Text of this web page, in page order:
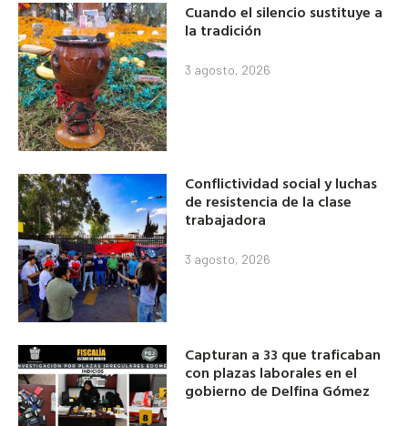
Cuando el silencio sustituye a
la tradición
3 agosto, 2026
Conflictividad social y luchas
de resistencia de la clase
trabajadora
3 agosto, 2026
Capturan a 33 que traficaban
con plazas laborales en el
gobierno de Delfina Gómez